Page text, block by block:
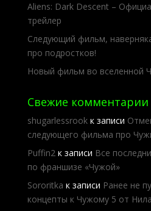
Aliens: Dark Descent –
трейлер
Следующий фильм,
про подростков!
Новый фильм во вселенной
Свежие комментарии
shugarlessrookк записи
следующего фильма про
Puffin2к записи Все
по франшизе «Чужой»
Sororitka к записи Ранее не
концепты к Чужому 5 от